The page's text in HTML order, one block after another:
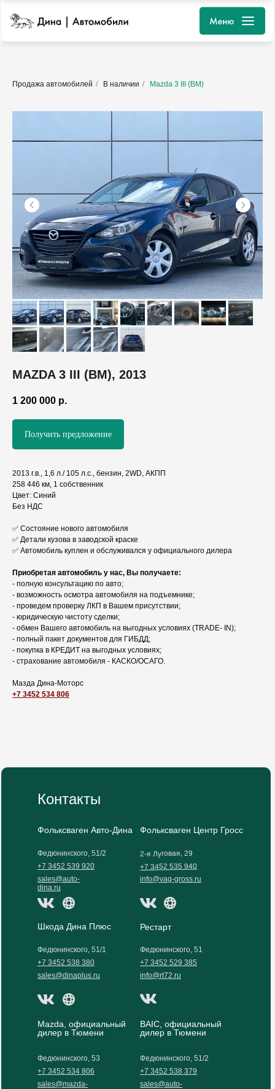
Продажа автомобилей / В наличии / Mazda 3 III (BM)
MAZDA 3 III (BM), 2013
1 200 000 р.
Получить предложение
2013 г.в., 1,6 л./ 105 л.с., бензин, 2WD, АКПП
258 446 км, 1 собственник
Цвет: Синий
Без НДС
✅ Состояние нового автомобиля
✅ Детали кузова в заводской краске
✅ Автомобиль куплен и обслуживался у официального дилера
Приобретая автомобиль у нас, Вы получаете:
- полную консультацию по авто;
- возможность осмотра автомобиля на подъемнике;
- проведем проверку ЛКП в Вашем присутствии;
- юридическую чистоту сделки;
- обмен Вашего автомобиль на выгодных условиях (TRADЕ- IN);
- полный пакет документов для ГИБДД;
- покупка в КРЕДИТ на выгодных условиях;
- страхование автомобиля - КАСКО/ОСАГО.
Мазда Дина-Моторс
+7 3452 534 806
Контакты
Фольксваген Авто-Дина
Федюнинского, 51/2
Федюнинского, 51/2
+7 3452 539 920
+7 3452 538 379
sales@auto-
dina.ru
sales@auto-
Фольксваген Центр Гросс
2-я Луговая, 29
+7 3452 535 940
info@vag-gross.ru
Шкода Дина Плюс
Федюнинского, 51/1
+7 3452 538 380
sales@dinaplus.ru
Рестарт
Федюнинского, 51
+7 3452 529 385
info@rt72.ru
Mazda, официальный
дилер в Тюмени
Федюнинского, 53
+7 3452 534 806
sales@mazda-
BAIC, официальный
дилер в Тюмени